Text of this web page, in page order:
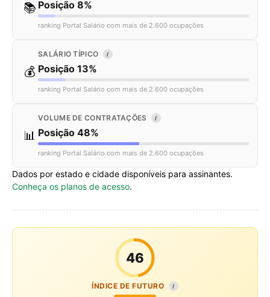
📚 Posição 8%
ranking Portal Salário com mais de 2.600 ocupações
💰
SALÁRIO TÍPICO I
Posição 13%
ranking Portal Salário com mais de 2.600 ocupações
📊
VOLUME DE CONTRATAÇÕES I
Posição 48%
ranking Portal Salário com mais de 2.600 ocupações
Dados por estado e cidade disponíveis para assinantes.
Conheça os planos de acesso.
46
ÍNDICE DE FUTURO I